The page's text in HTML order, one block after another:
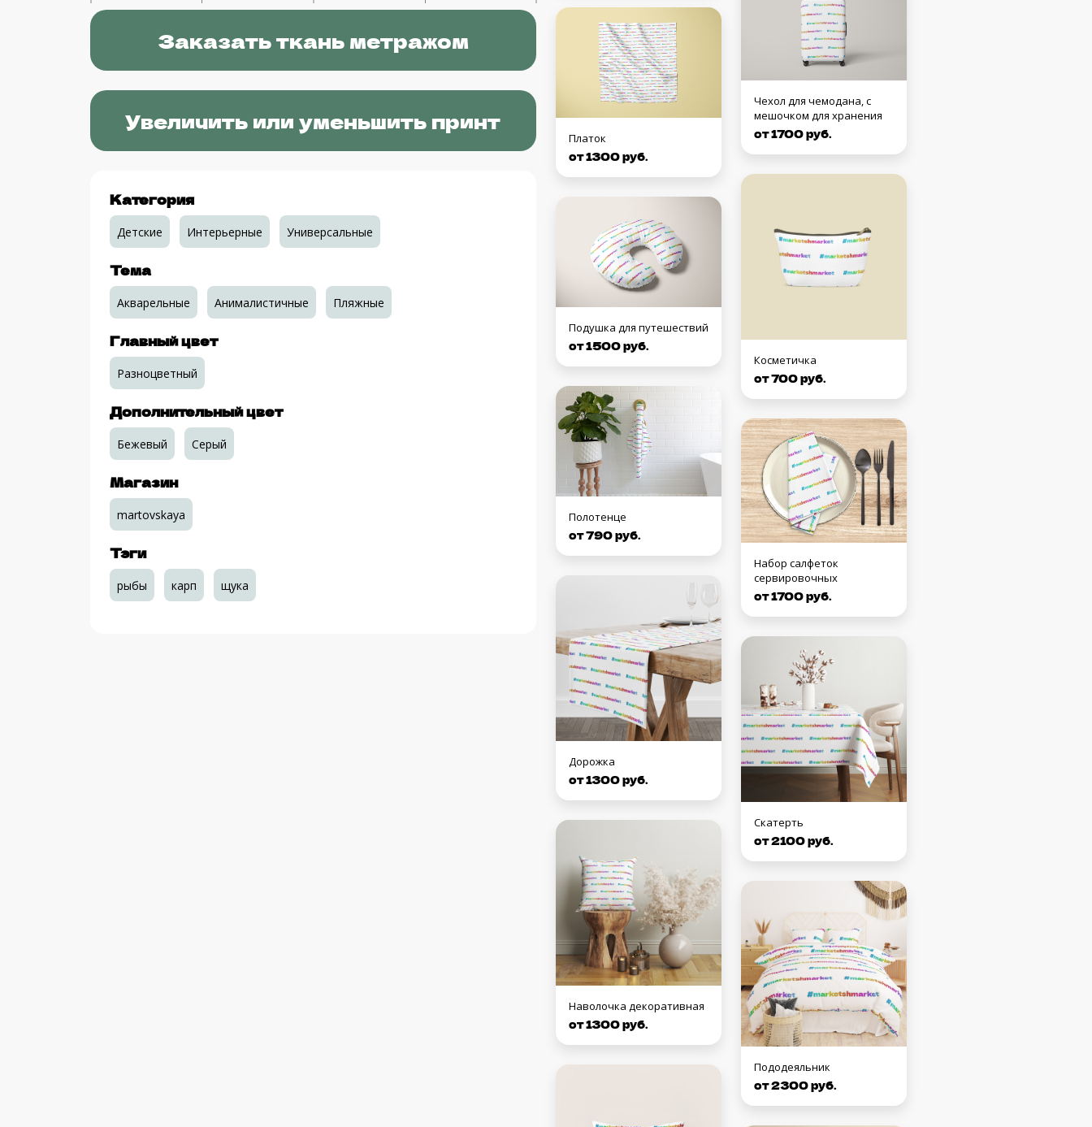
Платок
от 1300 руб.
Подушка для путешествий
от 1500 руб.
Полотенце
от 790 руб.
Дорожка
от 1300 руб.
Наволочка декоративная
от 1300 руб.
Чехол для чемодана, с
мешочком для хранения
от 1700 руб.
Косметичка
от 700 руб.
Набор салфеток
сервировочных
от 1700 руб.
Скатерть
от 2100 руб.
Пододеяльник
от 2300 руб.
Заказать ткань метражом
Увеличить или уменьшить принт
Категория
Детские Интерьерные Универсальные
Тема
Акварельные Анималистичные Пляжные
Главный цвет
Разноцветный
Дополнительный цвет
Бежевый Серый
Магазин
martovskaya
Тэги
рыбы карп щука